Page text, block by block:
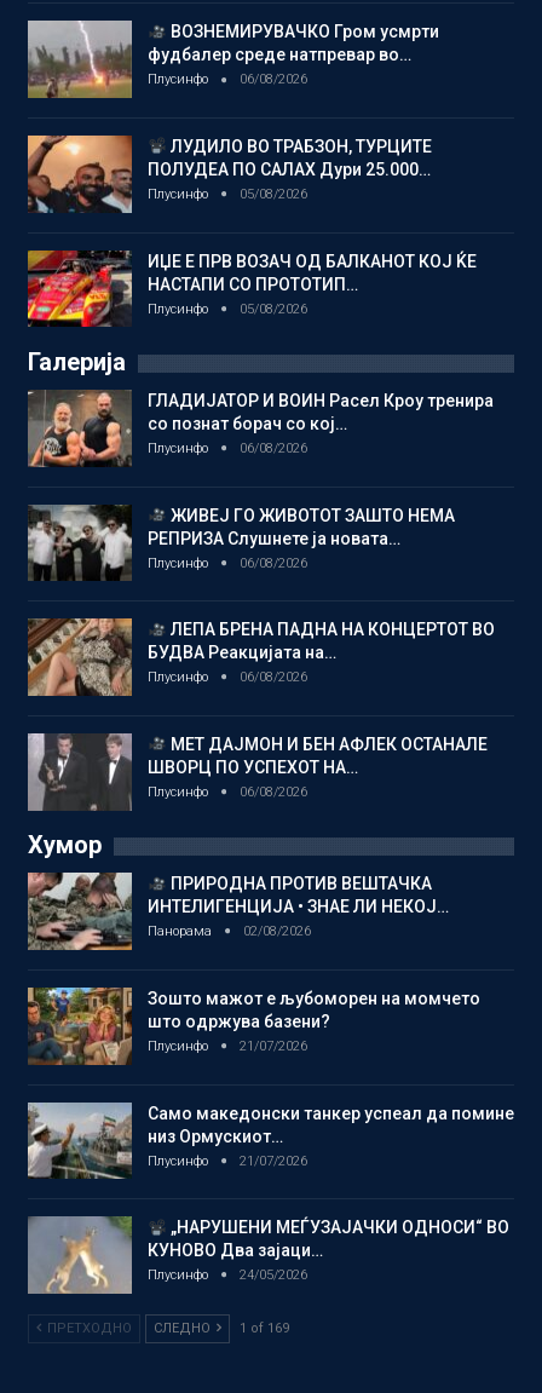
ВОЗНЕМИРУВАЧКО Гром усмрти
фудбалер среде натпревар во…
Плусинфо 06/08/2026
ЛУДИЛО ВО ТРАБЗОН, ТУРЦИТЕ
ПОЛУДЕА ПО САЛАХ Дури 25.000…
Плусинфо 05/08/2026
ИЏЕ Е ПРВ ВОЗАЧ ОД БАЛКАНОТ КОЈ ЌЕ
НАСТАПИ СО ПРОТОТИП…
Плусинфо 05/08/2026
Галерија
ГЛАДИЈАТОР И ВОИН Расел Кроу тренира
со познат борач со кој…
Плусинфо 06/08/2026
ЖИВЕЈ ГО ЖИВОТОТ ЗАШТО НЕМА
РЕПРИЗА Слушнете ја новата…
Плусинфо 06/08/2026
ЛЕПА БРЕНА ПАДНА НА КОНЦЕРТОТ ВО
БУДВА Реакцијата на…
Плусинфо 06/08/2026
МЕТ ДАЈМОН И БЕН АФЛЕК ОСТАНАЛЕ
ШВОРЦ ПО УСПЕХОТ НА…
Плусинфо 06/08/2026
Хумор
ПРИРОДНА ПРОТИВ ВЕШТАЧКА
ИНТЕЛИГЕНЦИЈА • ЗНАЕ ЛИ НЕКОЈ…
Панорама 02/08/2026
Зошто мажот е љубоморен на момчето
што одржува базени?
Плусинфо 21/07/2026
Само македонски танкер успеал да помине
низ Ормускиот…
Плусинфо 21/07/2026
„НАРУШЕНИ МЕЃУЗАЈАЧКИ ОДНОСИ“ ВО
КУНОВО Два зајаци…
Плусинфо 24/05/2026
ПРЕТХОДНО СЛЕДНО 1 of 169